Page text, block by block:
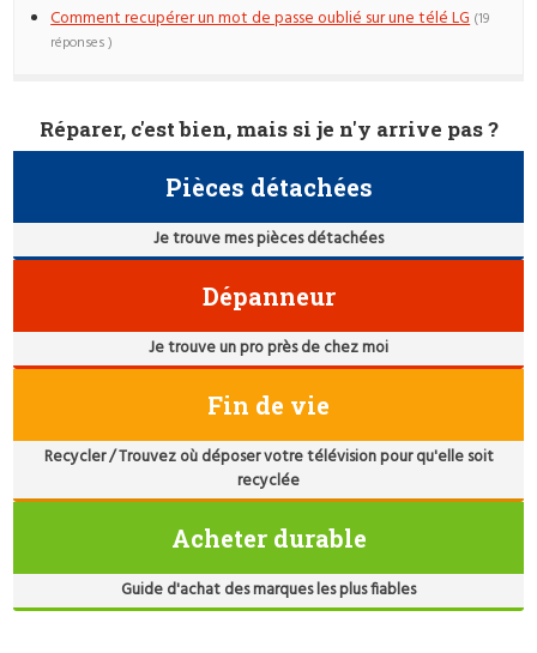
Comment recupérer un mot de passe oublié sur une télé LG (19
réponses )
Réparer, c'est bien, mais si je n'y arrive pas ?
Pièces détachées
Je trouve mes pièces détachées
Dépanneur
Je trouve un pro près de chez moi
Fin de vie
Recycler / Trouvez où déposer votre télévision pour qu'elle soit
recyclée
Acheter durable
Guide d'achat des marques les plus fiables